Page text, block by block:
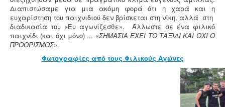
Διαπιστώσαμε για μια ακόμη φορά ότι η χαρά και η
ευχαρίστηση του παιχνιδιού δεν βρίσκεται στη νίκη, αλλά στη
διαδικασία του «Ευ αγωνίζεσθε». Άλλωστε σε ένα φιλικό
παιχνίδι (και όχι μόνο) ... «ΣΗΜΑΣΙΑ ΕΧΕΙ ΤΟ ΤΑΞΙΔΙ ΚΑΙ ΟΧΙ Ο
ΠΡΟΟΡΙΣΜΟΣ».
Φωτογραφίες από τους Φιλικούς Αγώνες